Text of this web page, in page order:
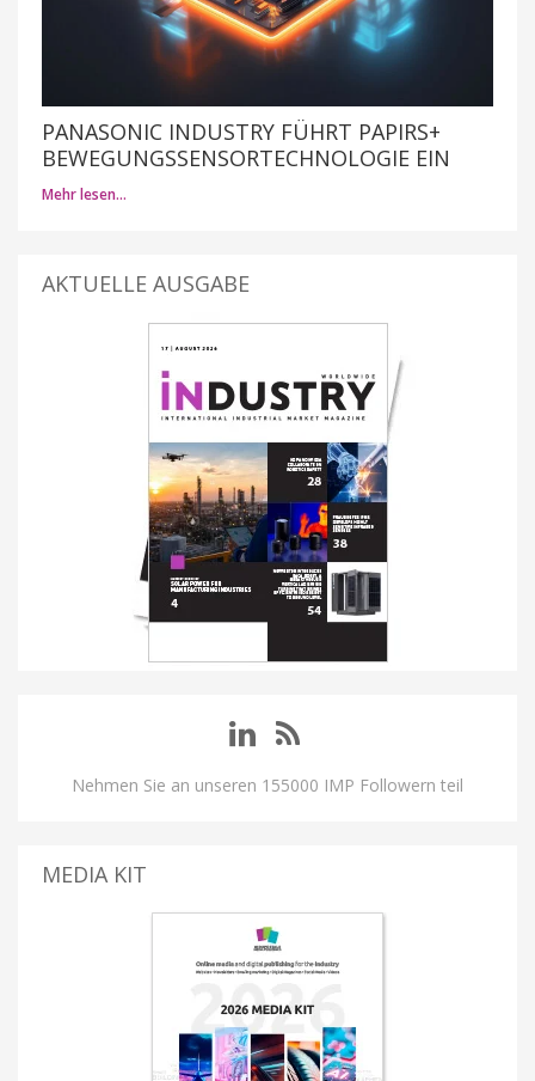
PANASONIC INDUSTRY FÜHRT PAPIRS+
BEWEGUNGSSENSORTECHNOLOGIE EIN
Mehr lesen…
AKTUELLE AUSGABE
Nehmen Sie an unseren 155000 IMP Followern teil
MEDIA KIT